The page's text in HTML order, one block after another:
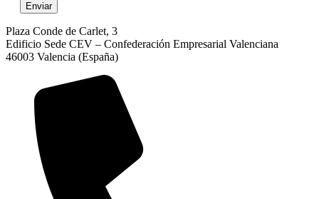
Plaza Conde de Carlet, 3
Edificio Sede CEV – Confederación Empresarial Valenciana
46003 Valencia (España)